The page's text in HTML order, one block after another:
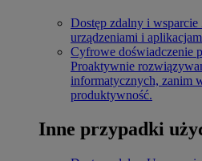
Dostęp zdalny i wsparcie
urządzeniami i
Cyfrowe doświadczenie
Proaktywnie
informatycznych, zanim
produktywność.
Inne przypadki